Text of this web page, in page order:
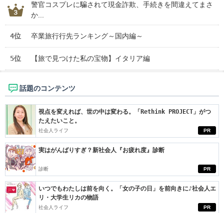
警官コスプレに騙されて現金詐欺、手続きを間違えてまさ
か...
4位 卒業旅行行先ランキング～国内編～
5位 【旅で見つけた私の宝物】イタリア編
話題のコンテンツ
PR
視点を変えれば、世の中は変わる。「Rethink PROJECT」がつ
たえたいこと。
社会人ライフ
PR
実はがんばりすぎ？新社会人『お疲れ度』診断
診断
PR
いつでもわたしは前を向く。「女の子の日」を前向きに♪社会人エ
リ・大学生リカの物語
社会人ライフ